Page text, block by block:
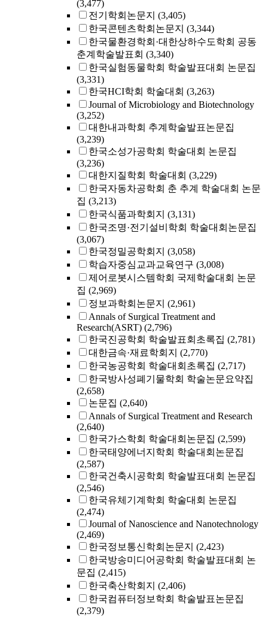
(3,477)
전기학회논문지 (3,405)
한국콘텐츠학회논문지 (3,344)
한국물환경학회·대한상하수도학회 공동
춘계학술발표회 (3,340)
한국실험동물학회 학술발표대회 논문집
(3,331)
한국HCI학회 학술대회 (3,263)
Journal of Microbiology and Biotechnology
(3,252)
대한내과학회 추계학술발표논문집
(3,239)
한국소성가공학회 학술대회 논문집
(3,236)
대한지질학회 학술대회 (3,229)
한국자동차공학회 춘 추계 학술대회 논문
집 (3,213)
한국식품과학회지 (3,131)
한국조명·전기설비학회 학술대회논문집
(3,067)
한국정밀공학회지 (3,058)
학습자중심교과교육연구 (3,008)
제어로봇시스템학회 국제학술대회 논문
집 (2,969)
정보과학회논문지 (2,961)
Annals of Surgical Treatment and
Research(ASRT) (2,796)
한국진공학회 학술발표회초록집 (2,781)
대한금속·재료학회지 (2,770)
한국농공학회 학술대회초록집 (2,717)
한국방사성폐기물학회 학술논문요약집
(2,658)
논문집 (2,640)
Annals of Surgical Treatment and Research
(2,640)
한국가스학회 학술대회논문집 (2,599)
한국태양에너지학회 학술대회논문집
(2,587)
한국건축시공학회 학술발표대회 논문집
(2,546)
한국유체기계학회 학술대회 논문집
(2,474)
Journal of Nanoscience and Nanotechnology
(2,469)
한국정보통신학회논문지 (2,423)
한국방송미디어공학회 학술발표대회 논
문집 (2,415)
한국축산학회지 (2,406)
한국컴퓨터정보학회 학술발표논문집
(2,379)